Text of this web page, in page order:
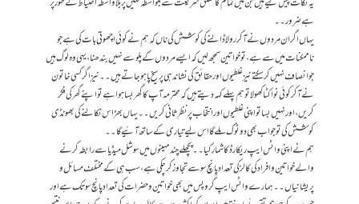
ہے ضرور۔۔
یہاں اگر ان مردوں نے آکر رولا ڈالنے کی کوشش کی ناں کہ ہم نے کوئی اچھوتی بات کی ہے جو
ناممکنات میں سے ہے، تو خواتین سمجھ لیں کہ ایسے مردوں کے پلو سے نہیں بندھنا، یہی وہ لوگ ہیں
جو انصاف نہیں کر سکتے نیز غلطیوں اور حقائق کی نشاندہی پر سیخ پا ہو جاتے ہیں۔۔ نیز اگر کسی خاتون
نے آکر کوئی نوا کٹا کھولا تو ہم پہلے کہہ دیتے ہیں کہ محترمہ آپ کا گھر بسا ہوا ہے تو اپنے گھر کی فکر
کریں، اور نہیں بسا تو اپنی غلطیوں اور انتخاب پر نظرِ ثانی کریں۔۔ یہاں بھڑاس نکالنے کی بھونڈی
کوشش کی تو جواب بھی دو ٹوک ملے گا اس لیے تیاری کے ساتھ آئیے گا۔۔
ہم نے اپنی واٹس ایپ ریکارڈ کا شمار کیا۔۔ پچھلے چند مہینوں میں سوشل میڈیا سے رابطہ کرنے
والے خواتین و افراد کی کالز کی تعداد پانچ سو سے تجاوز کر چکی ہے، سب ہی کے مختلف مسائل و
پریشانیاں۔۔ ہمارے واٹس ایپ گروپس میں بھی خواتین و حضرات کی تعداد پانچ سو تک ہے اور